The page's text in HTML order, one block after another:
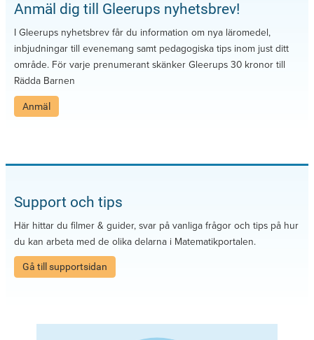
Anmäl dig till Gleerups nyhetsbrev!
I Gleerups nyhetsbrev får du information om nya läromedel,
inbjudningar till evenemang samt pedagogiska tips inom just ditt
område. För varje prenumerant skänker Gleerups 30 kronor till
Rädda Barnen
Anmäl
Support och tips
Här hittar du filmer & guider, svar på vanliga frågor och tips på hur
du kan arbeta med de olika delarna i Matematikportalen.
Gå till supportsidan